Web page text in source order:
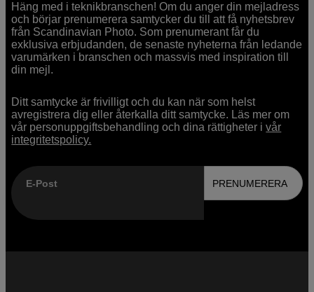
Häng med i teknikbranschen! Om du anger din mejladress
och börjar prenumerera samtycker du till att få nyhetsbrev
från Scandinavian Photo. Som prenumerant får du
exklusiva erbjudanden, de senaste nyheterna från ledande
varumärken i branschen och massvis med inspiration till
din mejl.
Ditt samtycke är frivilligt och du kan när som helst
avregistrera dig eller återkalla ditt samtycke. Läs mer om
vår personuppgiftsbehandling och dina rättigheter ivår
integritetspolicy.
E-Post PRENUMERERA